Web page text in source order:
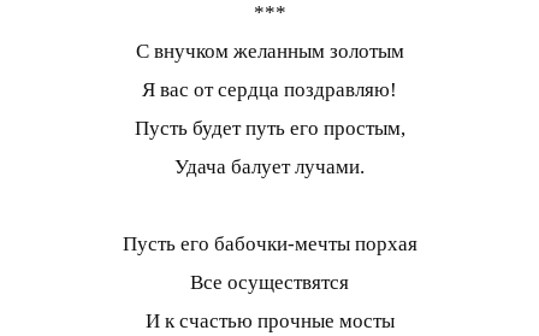
***
С внучком желанным золотым
Я вас от сердца поздравляю!
Пусть будет путь его простым,
Удача балует лучами.
Пусть его бабочки-мечты порхая
Все осуществятся
И к счастью прочные мосты